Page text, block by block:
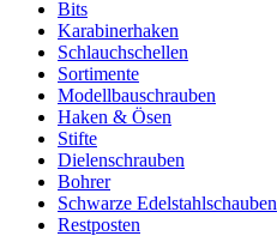
Bits
Karabinerhaken
Schlauchschellen
Sortimente
Modellbauschrauben
Haken & Ösen
Stifte
Dielenschrauben
Bohrer
Schwarze Edelstahlschauben
Restposten